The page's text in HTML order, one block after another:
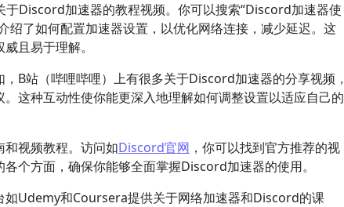
Discord加速器的教程视频。你可以搜索“Discord加速器使
绍了如何配置加速器设置，以优化网络连接，减少延迟。这
且易于理解。
B站（哔哩哔哩）上有很多关于Discord加速器的分享视频，
这种互动性使你能更深入地理解如何调整设置以适应自己的
视频教程。访问如Discord官网 ，你可以找到官方推荐的视
个方面，确保你能够全面掌握Discord加速器的使用。
Udemy和Coursera提供关于网络加速器和Discord的课